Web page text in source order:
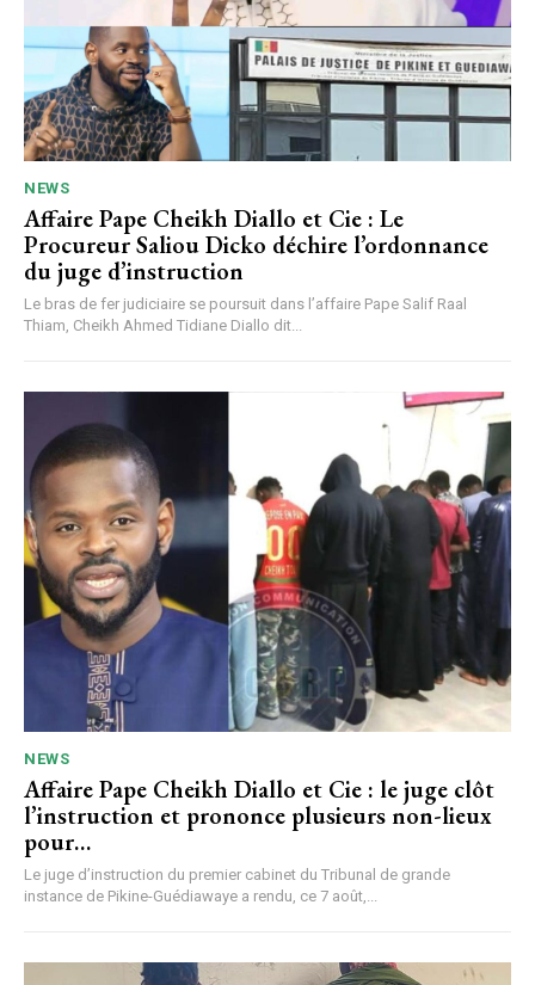
NEWS
Affaire Pape Cheikh Diallo et Cie : Le
Procureur Saliou Dicko déchire l’ordonnance
du juge d’instruction
Le bras de fer judiciaire se poursuit dans l’affaire Pape Salif Raal
Thiam, Cheikh Ahmed Tidiane Diallo dit...
NEWS
Affaire Pape Cheikh Diallo et Cie : le juge clôt
l’instruction et prononce plusieurs non-lieux
pour…
Le juge d’instruction du premier cabinet du Tribunal de grande
instance de Pikine-Guédiawaye a rendu, ce 7 août,...